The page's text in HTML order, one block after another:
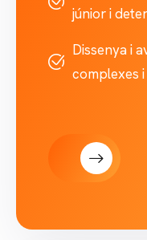
júnior i
Dissenya i
complexes